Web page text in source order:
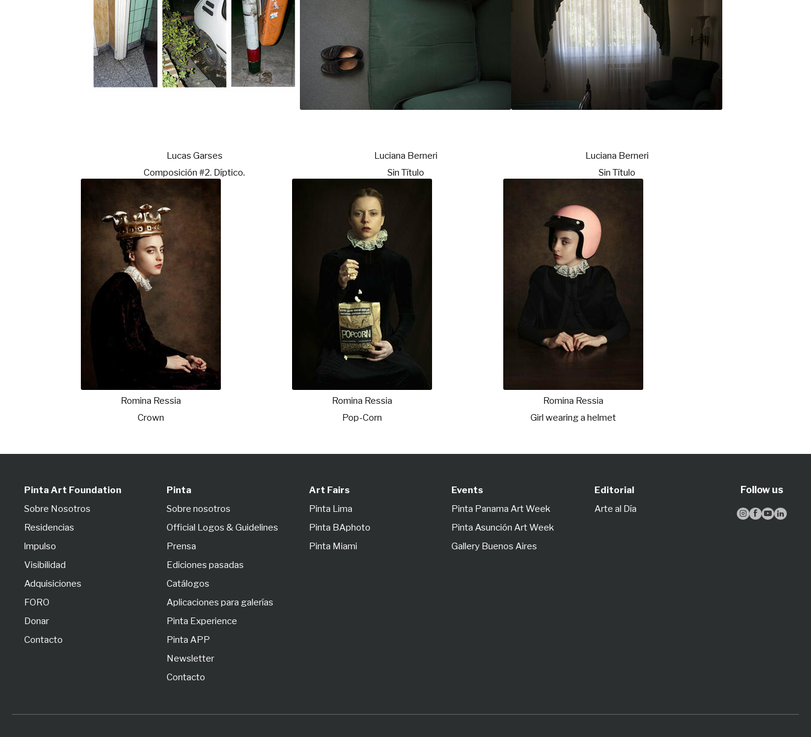
Lucas Garses
Composición #2. Díptico.
Luciana Berneri
Sin Título
Luciana Berneri
Sin Título
Romina Ressia
Crown
Romina Ressia
Pop-Corn
Romina Ressia
Girl wearing a helmet
Pinta Art Foundation
Sobre Nosotros
Residencias
lmpulso
Visibilidad
Adquisiciones
FORO
Donar
Contacto
Pinta
Sobre nosotros
Official Logos & Guidelines
Prensa
Ediciones pasadas
Catálogos
Aplicaciones para galerías
Pinta Experience
Pinta APP
Newsletter
Contacto
Art Fairs
Pinta Lima
Pinta BAphoto
Pinta Miami
Events
Pinta Panama Art Week
Pinta Asunción Art Week
Gallery Buenos Aires
Editorial
Arte al Día
Follow us
   